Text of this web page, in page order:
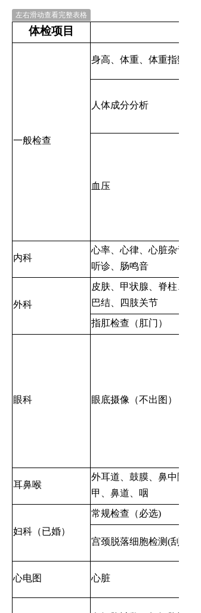
左右滑动查看完整表格
体检项目
一般检查
身高、体重、体重指数、
人体成分分析
血压
内科
心率、心律、心脏杂音、
听诊、肠鸣音
外科
皮肤、甲状腺、脊柱、表
巴结、四肢关节
指肛检查（肛门）
眼科 眼底摄像（不出图）
耳鼻喉
外耳道、鼓膜、鼻中隔、鼻
甲、鼻道、咽
妇科（已婚）
常规检查（必选)
宫颈脱落细胞检测(刮片）
心电图 心脏